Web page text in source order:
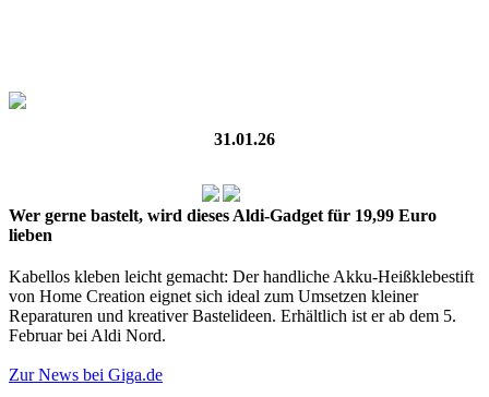
31.01.26
Wer gerne bastelt, wird dieses Aldi-Gadget für 19,99 Euro
lieben
Kabellos kleben leicht gemacht: Der handliche Akku-Heißklebestift
von Home Creation eignet sich ideal zum Umsetzen kleiner
Reparaturen und kreativer Bastelideen. Erhältlich ist er ab dem 5.
Februar bei Aldi Nord.
Zur News bei Giga.de